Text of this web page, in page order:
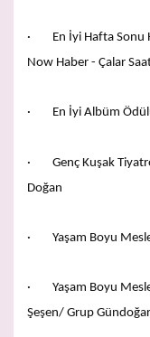
· En İyi Hafta Sonu
Now Haber - Çalar
· En İyi Albüm
· Genç Kuşak
Doğan
· Yaşam Boyu
· Yaşam Boyu
Şeşen/ Grup